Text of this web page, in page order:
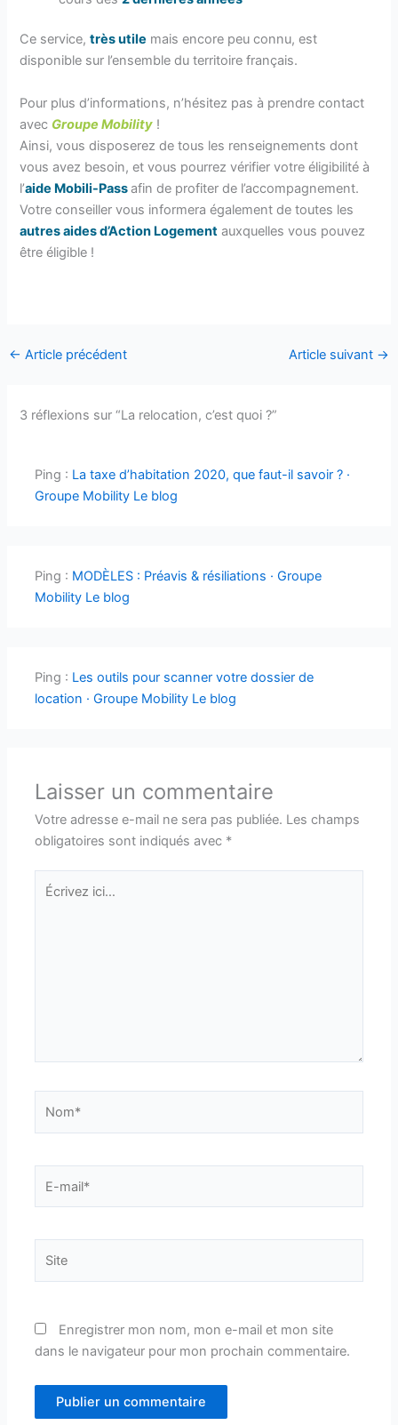
Ce service,très utile mais encore peu connu, est
disponible sur l’ensemble du territoire français.
Pour plus d’informations, n’hésitez pas à prendre contact
avec Groupe Mobility !
Ainsi, vous disposerez de tous les renseignements dont
vous avez besoin, et vous pourrez vérifier votre éligibilité à
l’aide Mobili-Passafin de profiter de l’accompagnement.
Votre conseiller vous informera également de toutes les
autres aides d’Action Logement auxquelles vous pouvez
être éligible !
← Article précédent Article suivant →
3 réflexions sur “La relocation, c’est quoi ?”
Ping : La taxe d’habitation 2020, que faut-il savoir ? ·
Groupe Mobility Le blog
Ping : MODÈLES : Préavis & résiliations · Groupe
Mobility Le blog
Ping : Les outils pour scanner votre dossier de
location · Groupe Mobility Le blog
Laisser un commentaire
Votre adresse e-mail ne sera pas publiée. Les champs
obligatoires sont indiqués avec *
Écrivez
mail*
Enregistrer mon nom, mon e-mail et mon site
dans le navigateur pour mon prochain commentaire.